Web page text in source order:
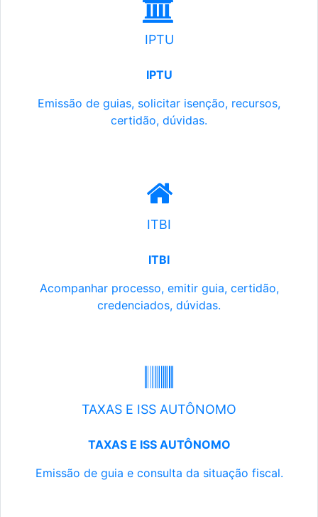
IPTU
IPTU
Emissão de guias, solicitar isenção, recursos,
certidão, dúvidas.
ITBI
ITBI
Acompanhar processo, emitir guia, certidão,
credenciados, dúvidas.
TAXAS E ISS AUTÔNOMO
TAXAS E ISS AUTÔNOMO
Emissão de guia e consulta da situação fiscal.